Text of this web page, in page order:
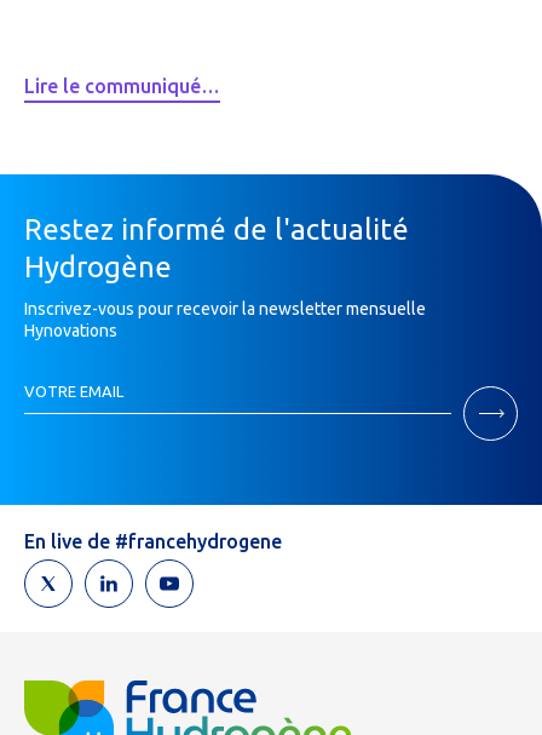
Lire le communiqué…
Restez informé de l'actualité
Hydrogène
Inscrivez-vous pour recevoir la newsletter mensuelle
Hynovations
Newsletter
VOTRE EMAIL
Si
un
humain,
ne
remplissez
pas
En live de #francehydrogene